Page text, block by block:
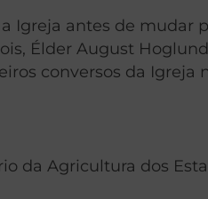
antes de mudar
Élder August
conversos da Igreja
da Agricultura dos